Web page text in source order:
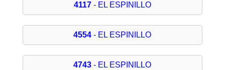
4117- EL ESPINILLO
4554 - EL ESPINILLO
4743 - EL ESPINILLO